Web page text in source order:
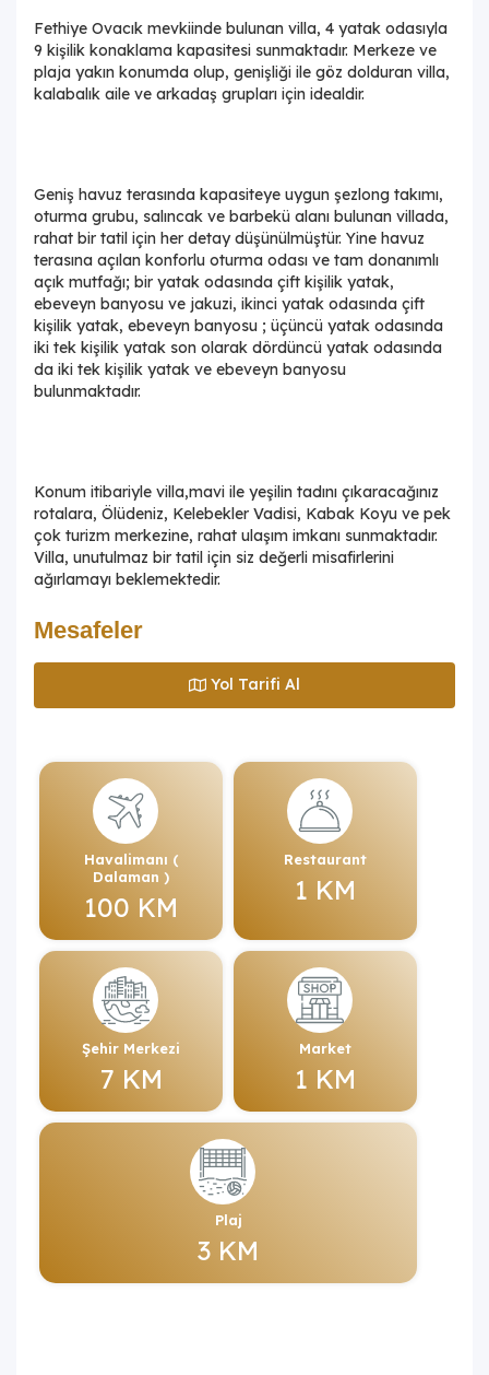
Fethiye Ovacık mevkiinde bulunan villa, 4 yatak odasıyla
9 kişilik konaklama kapasitesi sunmaktadır. Merkeze ve
plaja yakın konumda olup, genişliği ile göz dolduran villa,
kalabalık aile ve arkadaş grupları için idealdir.
Geniş havuz terasında kapasiteye uygun şezlong takımı,
oturma grubu, salıncak ve barbekü alanı bulunan villada,
rahat bir tatil için her detay düşünülmüştür. Yine havuz
terasına açılan konforlu oturma odası ve tam donanımlı
açık mutfağı; bir yatak odasında çift kişilik yatak,
ebeveyn banyosu ve jakuzi, ikinci yatak odasında çift
kişilik yatak, ebeveyn banyosu ; üçüncü yatak odasında
iki tek kişilik yatak son olarak dördüncü yatak odasında
da iki tek kişilik yatak ve ebeveyn banyosu
bulunmaktadır.
Konum itibariyle villa,mavi ile yeşilin tadını çıkaracağınız
rotalara, Ölüdeniz, Kelebekler Vadisi, Kabak Koyu ve pek
çok turizm merkezine, rahat ulaşım imkanı sunmaktadır.
Villa, unutulmaz bir tatil için siz değerli misafirlerini
ağırlamayı beklemektedir.
Mesafeler
Yol Tarifi Al
Havalimanı (
Dalaman )
100 KM
Restaurant
1 KM
Şehir Merkezi
7 KM
Market
1 KM
Plaj
3 KM